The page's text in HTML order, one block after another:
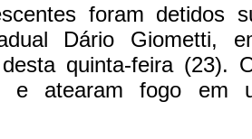
foram detidos
Dário Giometti,
quinta-feira (23).
e atearam fogo em